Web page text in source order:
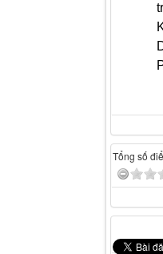
Tổng số